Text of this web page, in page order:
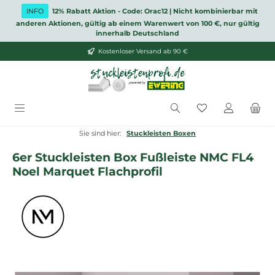
Zum Hauptinhalt springen
INFO
12% Rabatt Aktion - Code: Orac12 | Nicht kombinierbar mit
anderen Aktionen, gültig ab einem Warenwert von 100 €, nur gültig
innerhalb Deutschland
Kostenloser Versand ab 90 €
Du hast 0
Sie sind hier: Stuckleisten Boxen
6er Stuckleisten Box Fußleiste NMC FL4
Noel Marquet Flachprofil